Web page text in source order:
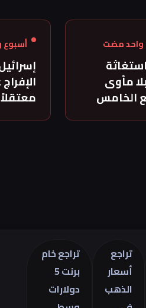
واحد مضت
مأوى
الخامس
تراجع خام
برنت 5
دولارات